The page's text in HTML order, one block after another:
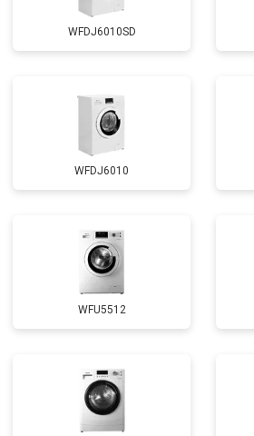
WFDJ6010SD
WFDJ6010
WFU5512